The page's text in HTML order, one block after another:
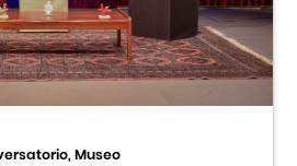
Japonés
Japonesa
Museo